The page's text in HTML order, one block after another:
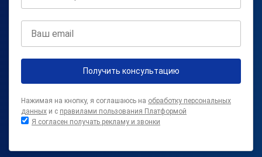
Получить консультацию
Нажимая на кнопку, я соглашаюсь на обработку персональных
данных и с правилами пользования Платформой
Я согласен получать рекламу и звонки